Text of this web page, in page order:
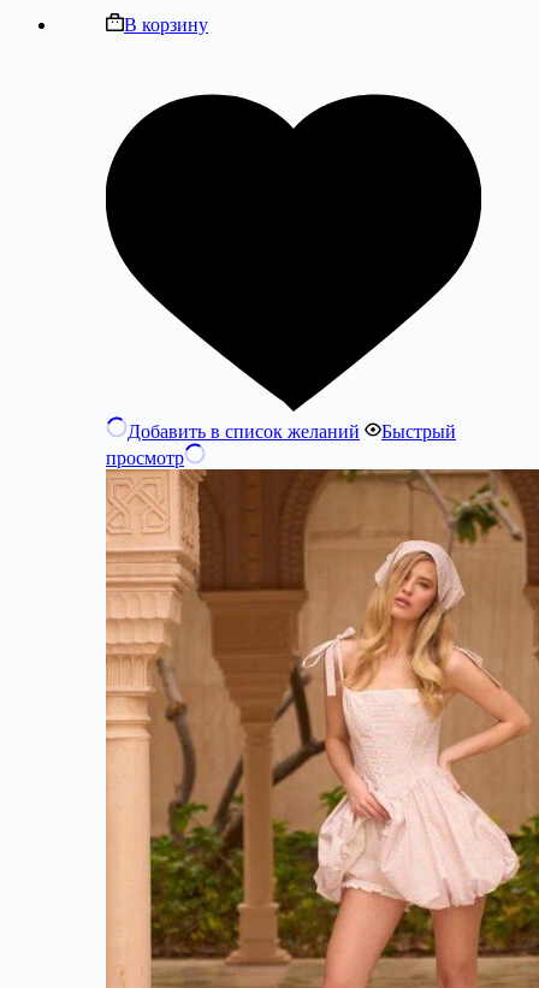
В корзину
Добавить в список желаний
Быстрый
просмотр